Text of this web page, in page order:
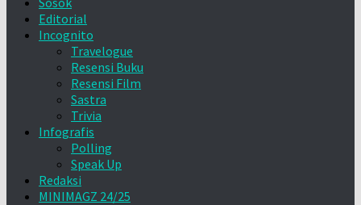
Editorial
Incognito
Travelogue
Resensi Buku
Resensi Film
Sastra
Trivia
Infografis
Polling
Speak Up
Redaksi
MINIMAGZ 24/25